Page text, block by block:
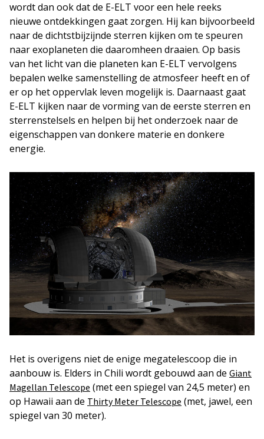
wordt dan ook dat de E-ELT voor een hele reeks
nieuwe ontdekkingen gaat zorgen. Hij kan bijvoorbeeld
naar de dichtstbijzijnde sterren kijken om te speuren
naar exoplaneten die daaromheen draaien. Op basis
van het licht van die planeten kan E-ELT vervolgens
bepalen welke samenstelling de atmosfeer heeft en of
er op het oppervlak leven mogelijk is. Daarnaast gaat
E-ELT kijken naar de vorming van de eerste sterren en
sterrenstelsels en helpen bij het onderzoek naar de
eigenschappen van donkere materie en donkere
energie.
Het is overigens niet de enige megatelescoop die in
aanbouw is. Elders in Chili wordt gebouwd aan de Giant
Magellan Telescope (met een spiegel van 24,5 meter) en
op Hawaii aan de Thirty Meter Telescope (met, jawel, een
spiegel van 30 meter).